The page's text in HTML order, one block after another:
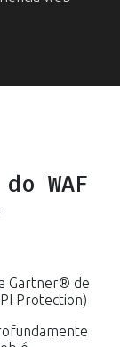
WAF
Gartner® de
Protection)